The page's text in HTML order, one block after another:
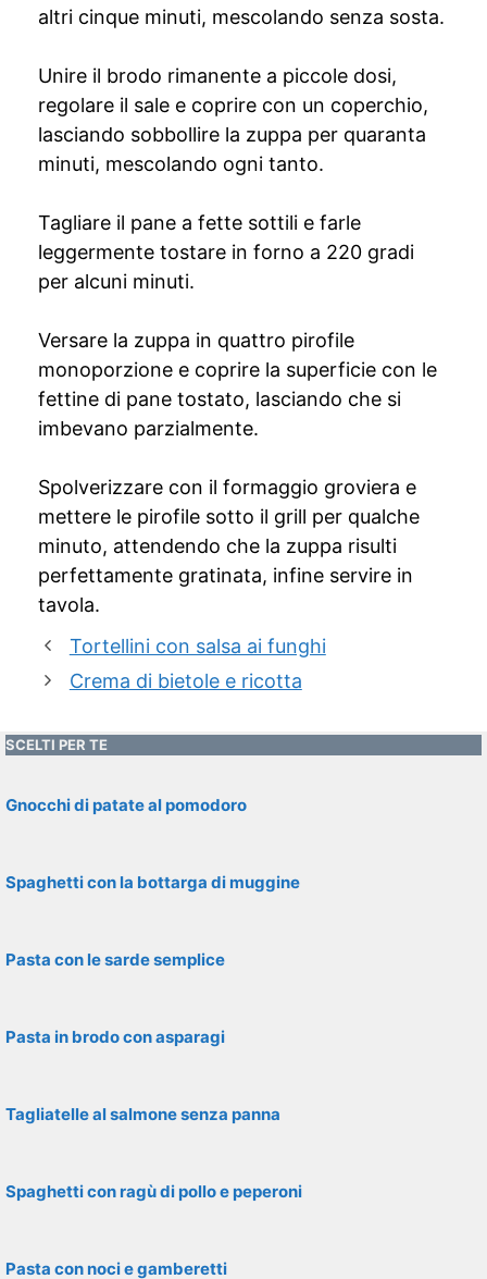
altri cinque minuti, mescolando senza sosta.
Unire il brodo rimanente a piccole dosi,
regolare il sale e coprire con un coperchio,
lasciando sobbollire la zuppa per quaranta
minuti, mescolando ogni tanto.
Tagliare il pane a fette sottili e farle
leggermente tostare in forno a 220 gradi
per alcuni minuti.
Versare la zuppa in quattro pirofile
monoporzione e coprire la superficie con le
fettine di pane tostato, lasciando che si
imbevano parzialmente.
Spolverizzare con il formaggio groviera e
mettere le pirofile sotto il grill per qualche
minuto, attendendo che la zuppa risulti
perfettamente gratinata, infine servire in
tavola.
Tortellini con salsa ai funghi
Crema di bietole e ricotta
SCELTI PER TE
Gnocchi di patate al pomodoro
Spaghetti con la bottarga di muggine
Pasta con le sarde semplice
Pasta in brodo con asparagi
Tagliatelle al salmone senza panna
Spaghetti con ragù di pollo e peperoni
Pasta con noci e gamberetti